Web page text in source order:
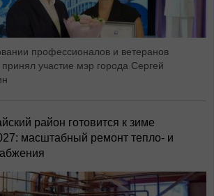
профессионалов и ветеранов
участие мэр города Сергей
район готовится к зиме
масштабный ремонт тепло- и